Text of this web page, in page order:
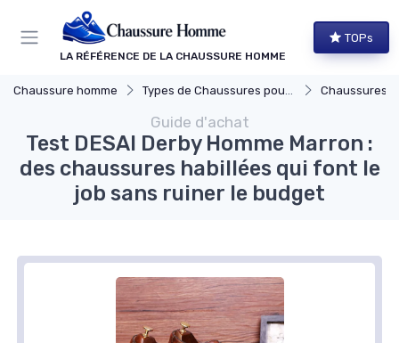
LA RÉFÉRENCE DE LA CHAUSSURE HOMME
TOPs
Chaussure homme Types de Chaussures pour Hommes Chaussures
Guide d'achat
Test DESAI Derby Homme Marron :
des chaussures habillées qui font le
job sans ruiner le budget
Panneau de gestion des cookies